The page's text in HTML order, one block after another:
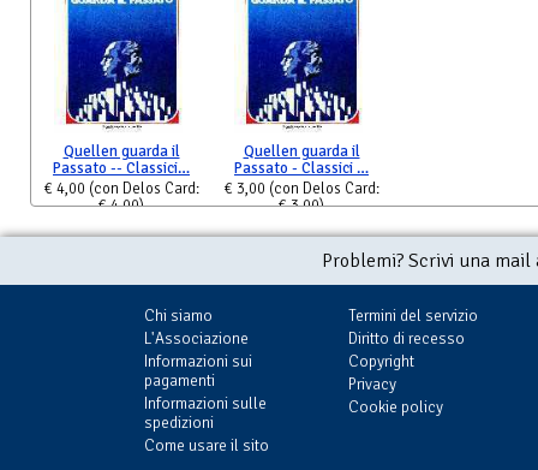
Quellen guarda il
Passato -- Classici…
€ 4,00 (con Delos Card:
€ 4,00)
Quellen guarda il
Passato - Classici …
€ 3,00 (con Delos Card:
€ 3,00)
Problemi? Scrivi una
Chi siamo
L'Associazione
Informazioni sui
pagamenti
Informazioni sulle
spedizioni
Come usare il sito
Termini del servizio
Diritto di recesso
Copyright
Privacy
Cookie policy